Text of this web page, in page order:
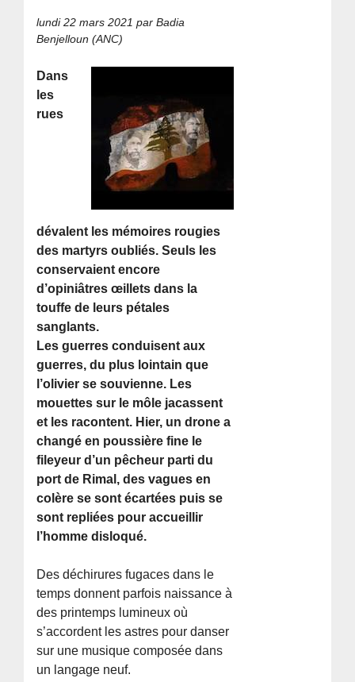
lundi 22 mars 2021 par Badia
Benjelloun (ANC)
Dans
les
rues
dévalent les mémoires rougies
des martyrs oubliés. Seuls les
conservaient encore
d’opiniâtres œillets dans la
touffe de leurs pétales
sanglants.
Les guerres conduisent aux
guerres, du plus lointain que
l’olivier se souvienne. Les
mouettes sur le môle jacassent
et les racontent. Hier, un drone a
changé en poussière fine le
fileyeur d’un pêcheur parti du
port de Rimal, des vagues en
colère se sont écartées puis se
sont repliées pour accueillir
l’homme disloqué.
Des déchirures fugaces dans le
temps donnent parfois naissance à
des printemps lumineux où
s’accordent les astres pour danser
sur une musique composée dans
un langage neuf.